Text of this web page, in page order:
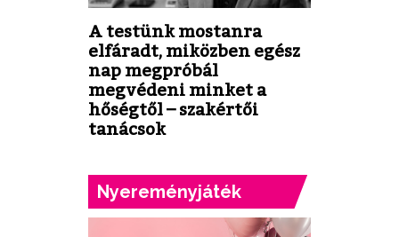
A testünk mostanra
elfáradt, miközben egész
nap megpróbál
megvédeni minket a
hőségtől – szakértői
tanácsok
Nyereményjáték